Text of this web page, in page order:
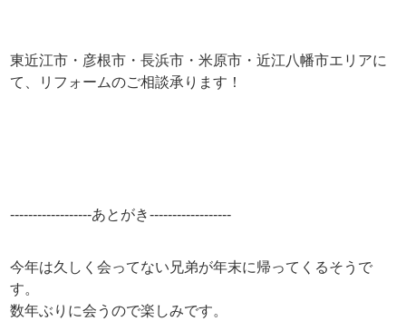
東近江市・彦根市・長浜市・米原市・近江八幡市エリアに
て、リフォームのご相談承ります！
------------------あとがき------------------
今年は久しく会ってない兄弟が年末に帰ってくるそうで
す。
数年ぶりに会うので楽しみです。